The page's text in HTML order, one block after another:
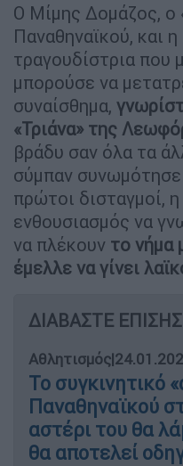
Ο Μίμης Δομάζος, ο
Παναθηναϊκού, και
τραγουδίστρια που
μπορούσε να
συναίσθημα,
«Τριάνα» της
βράδυ σαν όλα τα
σύμπαν
πρώτοι δισταγμοί,
ενθουσιασμός να
να πλέκουν το νήμα
έμελλε να γίνει
ΔΙΑΒΑΣΤΕ ΕΠΙΣΗΣ
Αθλητισμός|
Το συγκινητικό
Παναθηναϊκού
αστέρι του θα
θα αποτελεί